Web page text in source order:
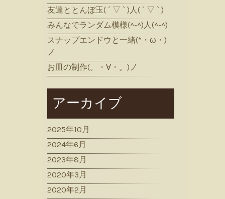
友達ととんぼ玉( ´ ▽ ` )人( ´ ▽ ` )
みんなでランダム模様(^-^)人(^-^)
スナップエンドウと一緒(*・ω・)
ノ
お皿の制作(。・∀・。)ノ
アーカイブ
2025年10月
2024年6月
2023年8月
2020年3月
2020年2月